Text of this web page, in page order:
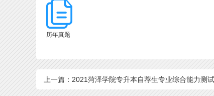
历年真题
上一篇：2021菏泽学院专升本自荐生专业综合能力测